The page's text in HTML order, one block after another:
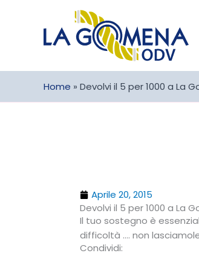
Home » Devolvi il 5 per 1000 a La
Aprile 20, 2015
Devolvi il 5 per 1000 a La
Il tuo sostegno è
difficoltà …. non
Condividi: